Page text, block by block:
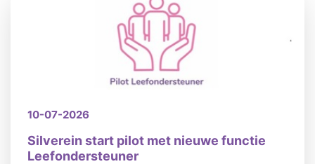
10-07-2026
Silverein start pilot met nieuwe functie
Leefondersteuner